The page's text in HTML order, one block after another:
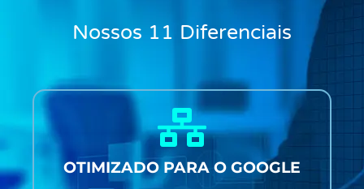
Nossos 11 Diferenciais
OTIMIZADO PARA O GOOGLE